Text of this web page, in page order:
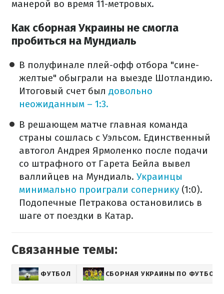
манерой во время 11-метровых.
Как сборная Украины не смогла
пробиться на Мундиаль
В полуфинале плей-офф отбора "сине-
желтые" обыграли на выезде Шотландию.
Итоговый счет был довольно
неожиданным – 1:3.
В решающем матче главная команда
страны сошлась с Уэльсом. Единственный
автогол Андрея Ярмоленко после подачи
со штрафного от Гарета Бейла вывел
валлийцев на Мундиаль. Украинцы
минимально проиграли сопернику (1:0).
Подопечные Петракова остановились в
шаге от поездки в Катар.
Связанные темы:
ФУТБОЛ СБОРНАЯ УКРАИНЫ ПО ФУТБОЛУ